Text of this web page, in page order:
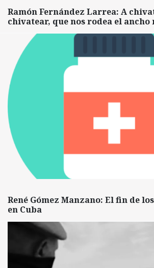
Ramón Fernández Larrea: A
chivatear, que nos rodea el ancho
René Gómez Manzano: El fin de
en Cuba